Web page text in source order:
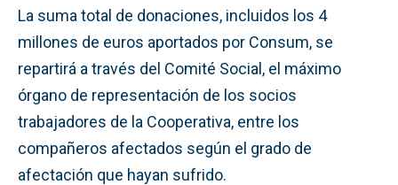
La suma total de donaciones, incluidos los 4
millones de euros aportados por Consum, se
repartirá a través del Comité Social, el máximo
órgano de representación de los socios
trabajadores de la Cooperativa, entre los
compañeros afectados según el grado de
afectación que hayan sufrido.